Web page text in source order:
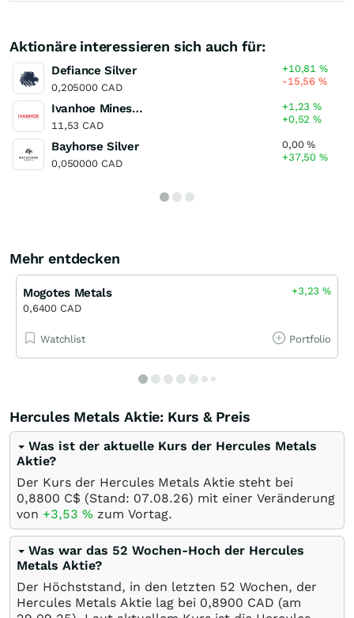
Aktionäre interessieren sich auch für:
Defiance Silver
0,205000 CAD
+10,81%
-15,56%
Ivanhoe Mines Registered (A)
11,53 CAD
+1,23%
+0,52%
Bayhorse Silver
0,050000 CAD
0,00%
+37,50%
Mehr entdecken
Mogotes Metals
0,6400 CAD
+3,23%
Watchlist Portfolio
Hercules Metals Aktie: Kurs & Preis
Was ist der aktuelle Kurs der Hercules Metals
Aktie?
Der Kurs der Hercules Metals Aktie steht bei
0,8800 C$ (Stand: 07.08.26) mit einer Veränderung
von +3,53 % zum Vortag.
Was war das 52 Wochen-Hoch der Hercules
Metals Aktie?
Der Höchststand, in den letzten 52 Wochen, der
Hercules Metals Aktie lag bei 0,8900 CAD (am